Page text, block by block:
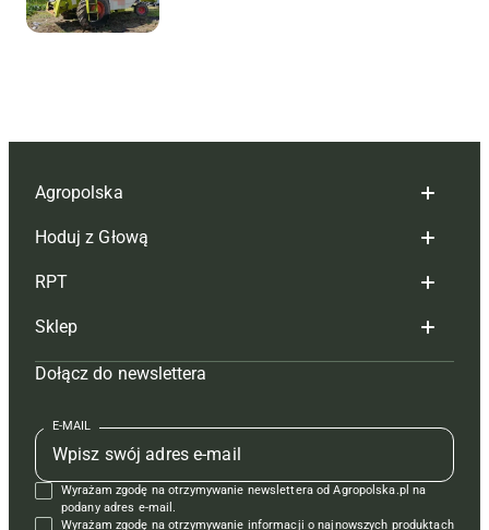
Agropolska
Redakcja
Reklama
Tagi
Mapa serwisu
Kontakt
Regulamin
Polityka prywatności
Hoduj z Głową
Hoduj z głową bydło
Hoduj z głową świnie
Prenumerata
Redakcja
Kontakt
Reklama
RPT
Redakcja
Prenumerata
Reklama
Kontakt
Krzyżówki
Sklep
Czasopisma i prenumerata
Książki
Regulamin
Dołącz do newslettera
E-MAIL
Wyrażam zgodę na otrzymywanie newslettera od Agropolska.pl na
podany adres e-mail.
Wyrażam zgodę na otrzymywanie informacji o najnowszych produktach